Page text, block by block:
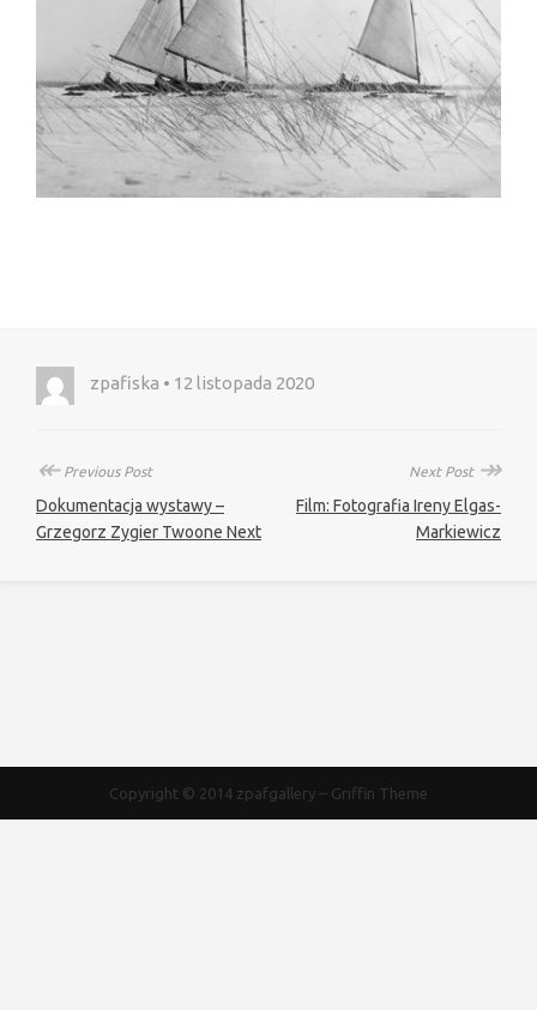
zpafiska • 12 listopada 2020
↞Previous Post
Dokumentacja wystawy –
Grzegorz Zygier Twoone Next
Next Post ↠
Film: Fotografia Ireny Elgas-
Markiewicz
Copyright © 2014 zpafgallery – Griffin Theme